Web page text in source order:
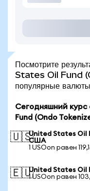
Посмотрите
States Oil Fund
популярные валюты
Сегодняшний
Fund (Ondo
🇺🇸United States Oil
США
1 USOon равен
🇪🇺United States Oil
1 USOon равен